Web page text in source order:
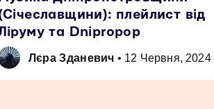
плейлист від
та Dnipropop
Лєра Зданевич • 12 Червня, 2024